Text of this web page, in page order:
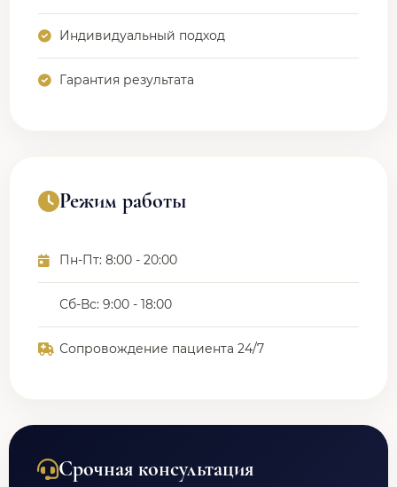
Индивидуальный подход
Гарантия результата
Режим работы
Пн-Пт: 8:00 - 20:00
Сб-Вс: 9:00 - 18:00
Сопровождение пациента 24/7
Срочная консультация